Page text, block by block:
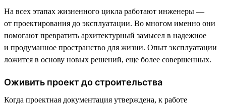
На всех этапах жизненного цикла работают инженеры —
от проектирования до эксплуатации. Во многом именно они
помогают превратить архитектурный замысел в надежное
и продуманное пространство для жизни. Опыт эксплуатации
ложится в основу новых решений, еще более совершенных.
Оживить проект до строительства
Когда проектная документация утверждена, к работе